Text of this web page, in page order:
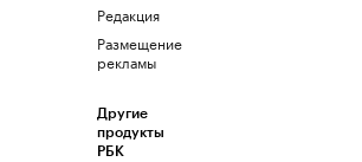
Редакция
Размещение
рекламы
Другие
продукты
РБК